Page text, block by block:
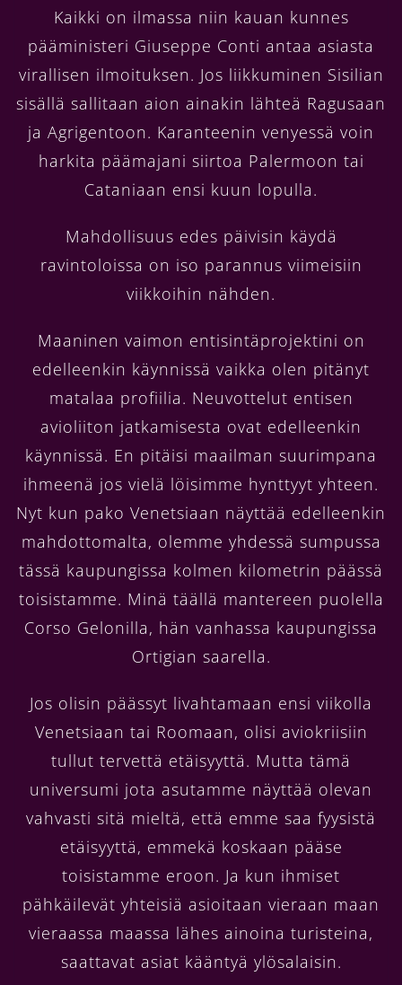
Kaikki on ilmassa niin kauan kunnes
pääministeri Giuseppe Conti antaa asiasta
virallisen ilmoituksen. Jos liikkuminen Sisilian
sisällä sallitaan aion ainakin lähteä Ragusaan
ja Agrigentoon. Karanteenin venyessä voin
harkita päämajani siirtoa Palermoon tai
Cataniaan ensi kuun lopulla.
Mahdollisuus edes päivisin käydä
ravintoloissa on iso parannus viimeisiin
viikkoihin nähden.
Maaninen vaimon entisintäprojektini on
edelleenkin käynnissä vaikka olen pitänyt
matalaa profiilia. Neuvottelut entisen
avioliiton jatkamisesta ovat edelleenkin
käynnissä. En pitäisi maailman suurimpana
ihmeenä jos vielä löisimme hynttyyt yhteen.
Nyt kun pako Venetsiaan näyttää edelleenkin
mahdottomalta, olemme yhdessä sumpussa
tässä kaupungissa kolmen kilometrin päässä
toisistamme. Minä täällä mantereen puolella
Corso Gelonilla, hän vanhassa kaupungissa
Ortigian saarella.
Jos olisin päässyt livahtamaan ensi viikolla
Venetsiaan tai Roomaan, olisi aviokriisiin
tullut tervettä etäisyyttä. Mutta tämä
universumi jota asutamme näyttää olevan
vahvasti sitä mieltä, että emme saa fyysistä
etäisyyttä, emmekä koskaan pääse
toisistamme eroon. Ja kun ihmiset
pähkäilevät yhteisiä asioitaan vieraan maan
vieraassa maassa lähes ainoina turisteina,
saattavat asiat kääntyä ylösalaisin.